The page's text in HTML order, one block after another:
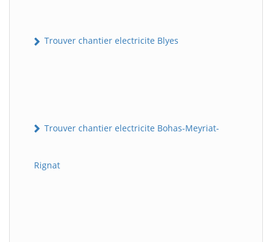
Trouver chantier electricite Blyes
Trouver chantier electricite Bohas-Meyriat-
Rignat